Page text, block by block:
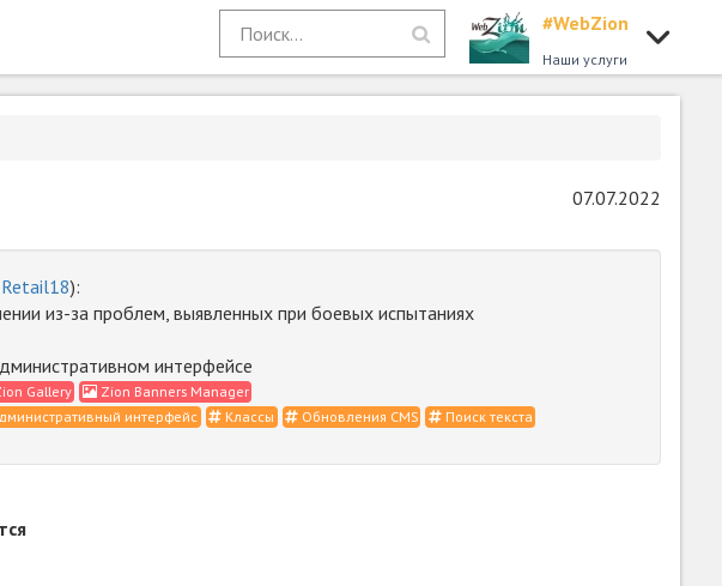
#WebZion
Наши услуги
07.07.2022
):
из-за проблем, выявленных при боевых испытаниях
интерфейсе
Gallery
Zion Banners Manager
интерфейс Классы Обновления CMS Поиск текста